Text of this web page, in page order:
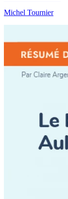
Michel Tournier